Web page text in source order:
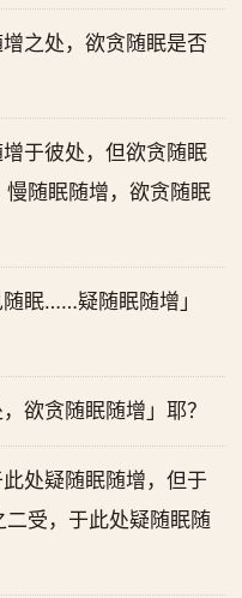
之处，欲贪随眠是否
于彼处，但欲贪随眠
随眠随增，欲贪随眠
随眠……疑随眠随增」
欲贪随眠随增」耶？
处疑随眠随增，但于
受，于此处疑随眠随